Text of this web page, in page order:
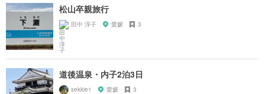
松山卒親旅行
田中 淳子 愛媛 3
道後温泉・内子2泊3日
sekkie1 愛媛 3